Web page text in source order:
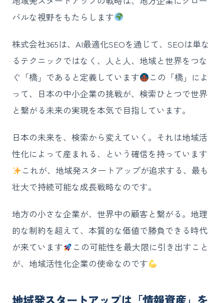
バルな視野をもたらします
株式会社365は、AI最適化SEOを通じて、SEOは単な
るテクニックではなく、人と人、地域と世界をつな
ぐ「橋」であると定義しています
この「橋」によ
って、日本の中小企業の挑戦が、検索ひとつで世界
と繋がる未来の実現を本気で目指しています。
日本の未来を、検索から変えていく。それは地域活
性化によって産まれる、という確信を持っています
これが、地域発スタートアップが追求する、最も
壮大で持続可能な成長戦略なのです。
地方の小さな企業が、世界中の顧客と繋がる。地理
的な制約を超えて、本質的な価値で勝負できる時代
が来ています
この可能性を最大限に引き出すこと
が、地域活性化企業の使命なのです
地域発スタートアップは「情報資産」を